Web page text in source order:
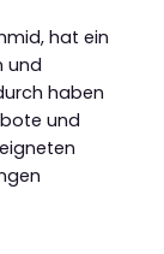
hat ein
und
haben
und